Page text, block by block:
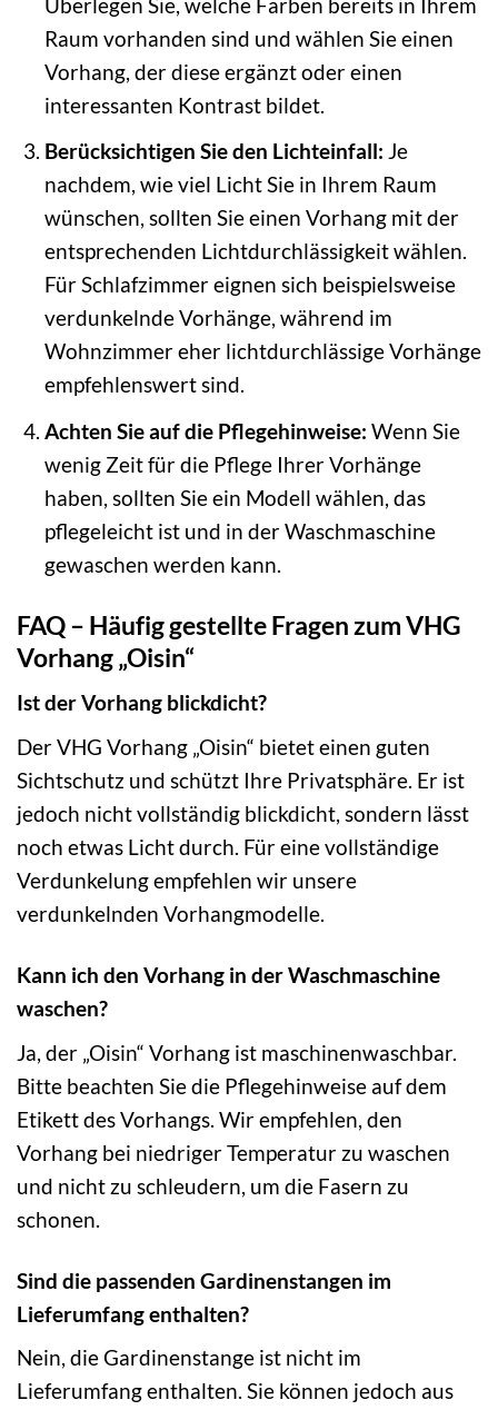
Raum vorhanden sind und wählen Sie einen
Vorhang, der diese ergänzt oder einen
interessanten Kontrast bildet.
Berücksichtigen Sie den Lichteinfall: Je
nachdem, wie viel Licht Sie in Ihrem Raum
wünschen, sollten Sie einen Vorhang mit der
entsprechenden Lichtdurchlässigkeit wählen.
Für Schlafzimmer eignen sich beispielsweise
verdunkelnde Vorhänge, während im
Wohnzimmer eher lichtdurchlässige Vorhänge
empfehlenswert sind.
Achten Sie auf die Pflegehinweise: Wenn Sie
wenig Zeit für die Pflege Ihrer Vorhänge
haben, sollten Sie ein Modell wählen, das
pflegeleicht ist und in der Waschmaschine
gewaschen werden kann.
FAQ – Häufig gestellte Fragen zum VHG
Vorhang „Oisin“
Ist der Vorhang blickdicht?
Der VHG Vorhang „Oisin“ bietet einen guten
Sichtschutz und schützt Ihre Privatsphäre. Er ist
jedoch nicht vollständig blickdicht, sondern lässt
noch etwas Licht durch. Für eine vollständige
Verdunkelung empfehlen wir unsere
verdunkelnden Vorhangmodelle.
Kann ich den Vorhang in der Waschmaschine
waschen?
Ja, der „Oisin“ Vorhang ist maschinenwaschbar.
Bitte beachten Sie die Pflegehinweise auf dem
Etikett des Vorhangs. Wir empfehlen, den
Vorhang bei niedriger Temperatur zu waschen
und nicht zu schleudern, um die Fasern zu
schonen.
Sind die passenden Gardinenstangen im
Lieferumfang enthalten?
Nein, die Gardinenstange ist nicht im
Lieferumfang enthalten. Sie können jedoch aus